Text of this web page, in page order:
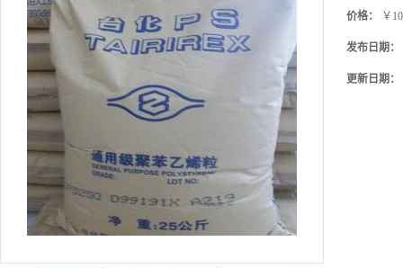
价格： ￥
发布日期：
更新日期：